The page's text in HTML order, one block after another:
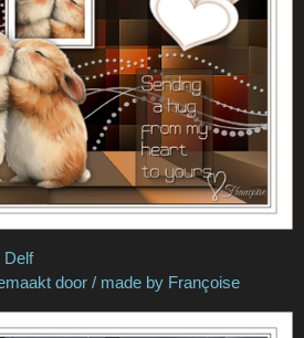
/ made by Delf
made by Françoise